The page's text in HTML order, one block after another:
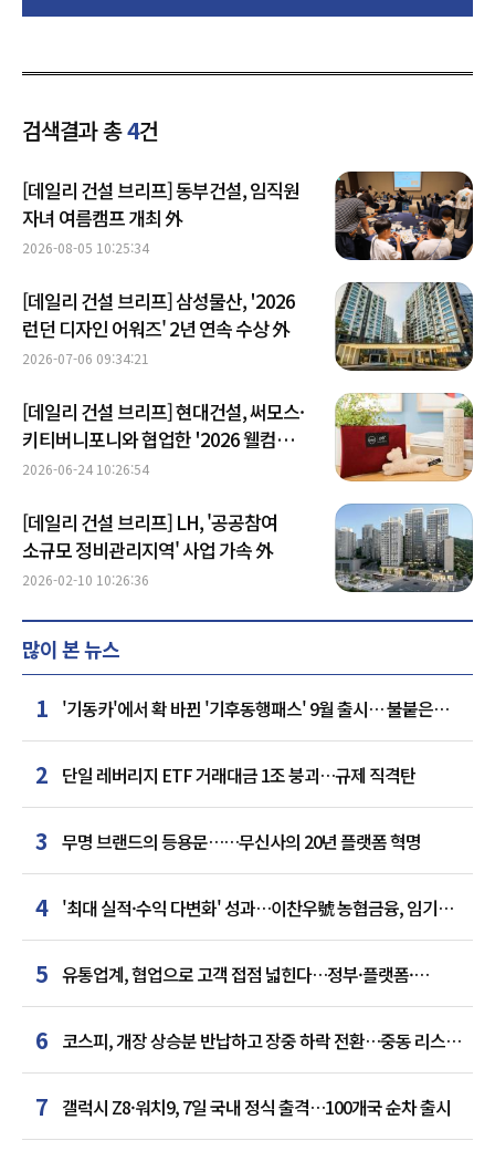
검색결과 총4건
[데일리 건설 브리프] 동부건설, 임직원
자녀 여름캠프 개최 外
2026-08-05 10:25:34
[데일리 건설 브리프] 삼성물산, '2026
런던 디자인 어워즈' 2년 연속 수상 外
2026-07-06 09:34:21
[데일리 건설 브리프] 현대건설, 써모스·
키티버니포니와 협업한 '2026 웰컴
키트' 공개 外
2026-06-24 10:26:54
[데일리 건설 브리프] LH, '공공참여
소규모 정비관리지역' 사업 가속 外
2026-02-10 10:26:36
많이 본 뉴스
1 '기동카'에서 확 바뀐 '기후동행패스' 9월 출시… 불붙은
카드사 경쟁
2 단일 레버리지 ETF 거래대금 1조 붕괴…규제 직격탄
3 무명 브랜드의 등용문……무신사의 20년 플랫폼 혁명
4 '최대 실적·수익 다변화' 성과…이찬우號 농협금융, 임기
말년 성장 박차
5 유통업계, 협업으로 고객 접점 넓힌다…정부·플랫폼·
인플루언서와 맞손
6 코스피, 개장 상승분 반납하고 장중 하락 전환…중동 리스크·
美 경계감
7 갤럭시 Z8·워치9, 7일 국내 정식 출격…100개국 순차 출시